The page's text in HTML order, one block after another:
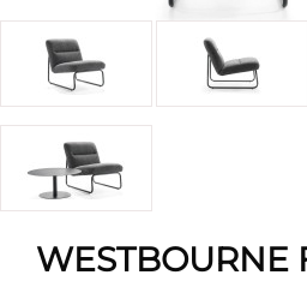
WESTBOURNE